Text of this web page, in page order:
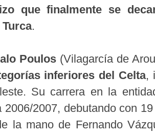
que finalmente se
.
Poulos (Vilagarcía de
inferiores del Celta,
Su carrera en la
2006/2007, debutando con
la mano de Fernando